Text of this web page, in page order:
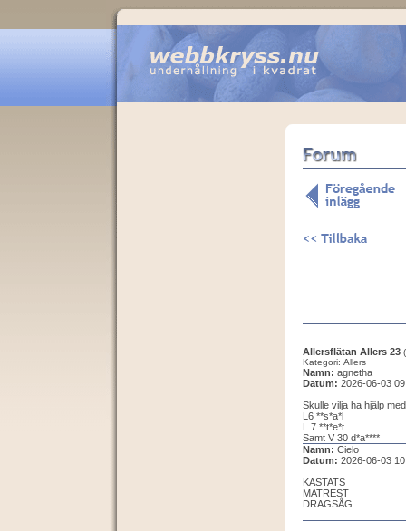
Allersflätan Allers 23
Kategori: Allers
Namn: agnetha
Datum: 2026-06-03
Skulle vilja ha hjälp med
L6 **s*a*l
L 7 **t*e*t
Samt V 30 d*a****
Namn: Cielo
Datum: 2026-06-03
KASTATS
MATREST
DRAGSÅG